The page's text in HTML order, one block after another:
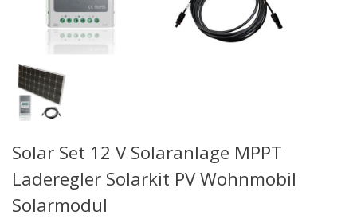
Solar Set 12 V Solaranlage MPPT
Laderegler Solarkit PV Wohnmobil
Solarmodul